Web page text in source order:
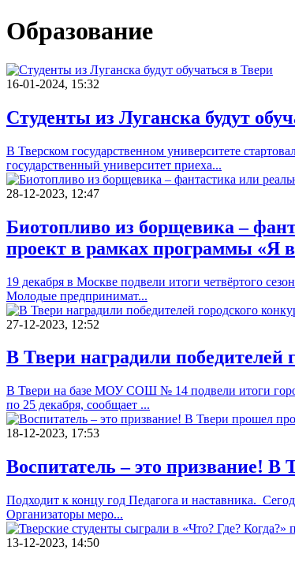
Образование
16-01-2024, 15:32
Студенты из Луганска будут
В Тверском государственном университете
государственный университет приеха...
28-12-2023, 12:47
Биотопливо из борщевика –
проект в рамках программы «Я в
19 декабря в Москве подвели итоги четвёртого
Молодые предпринимат...
27-12-2023, 12:52
В Твери наградили победителей
В Твери на базе МОУ СОШ № 14 подвели итоги
по 25 декабря, сообщает ...
18-12-2023, 17:53
Воспитатель – это призвание! В
Подходит к концу год Педагога и наставника.
Организаторы меро...
13-12-2023, 14:50